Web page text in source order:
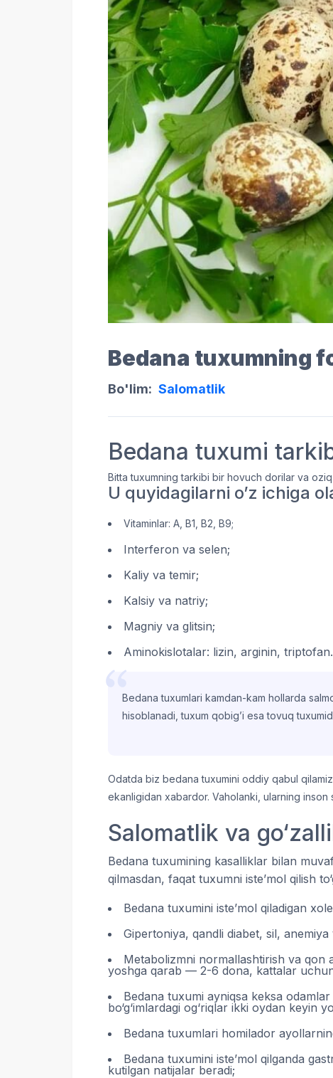
Bedana tuxumning
Bo'lim: Salomatlik
Bedana tuxumi
Bitta tuxumning tarkibi bir hovuch dorilar va
U quyidagilarni o’z ichiga
Vitaminlar: A, B1, B2, B9;
Interferon va selen;
Kaliy va temir;
Kalsiy va natriy;
Magniy va glitsin;
Aminokislotalar: lizin, arginin, triptofan.
Bedana tuxumlari kamdan-kam hollarda
hisoblanadi, tuxum qobig’i esa tovuq
Odatda biz bedana tuxumini oddiy qabul
ekanligidan xabardor. Vaholanki, ularning
Salomatlik va
Bedana tuxumining kasalliklar bilan
qilmasdan, faqat tuxumni iste’mol qilish
Bedana tuxumini iste’mol qiladigan
Gipertoniya, qandli diabet, sil,
Metabolizmni normallashtirish va qon
yoshga qarab — 2-6 dona, kattalar
Bedana tuxumi ayniqsa keksa
bo‘g‘imlardagi og‘riqlar ikki oydan keyin
Bedana tuxumlari homilador
Bedana tuxumini iste’mol qilganda
kutilgan natijalar beradi;